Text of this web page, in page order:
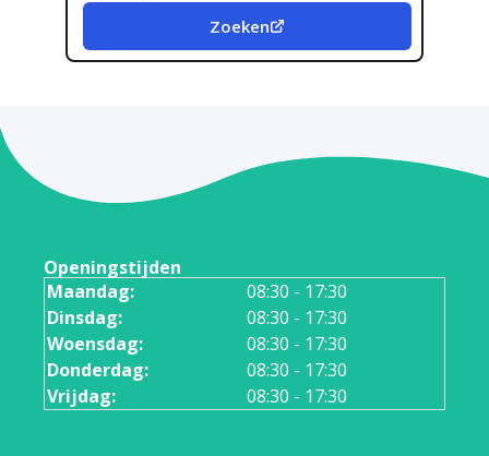
Zoeken
Openingstijden
Maandag:
08:30 - 17:30
Dinsdag:
08:30 - 17:30
Woensdag:
08:30 - 17:30
Donderdag:
08:30 - 17:30
Vrijdag:
08:30 - 17:30